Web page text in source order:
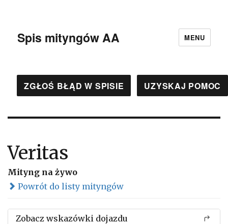
Spis mityngów AA MENU
ZGŁOŚ BŁĄD W SPISIE UZYSKAJ POMOC
Veritas
Mityng na żywo
Powrót do listy mityngów
Zobacz wskazówki dojazdu